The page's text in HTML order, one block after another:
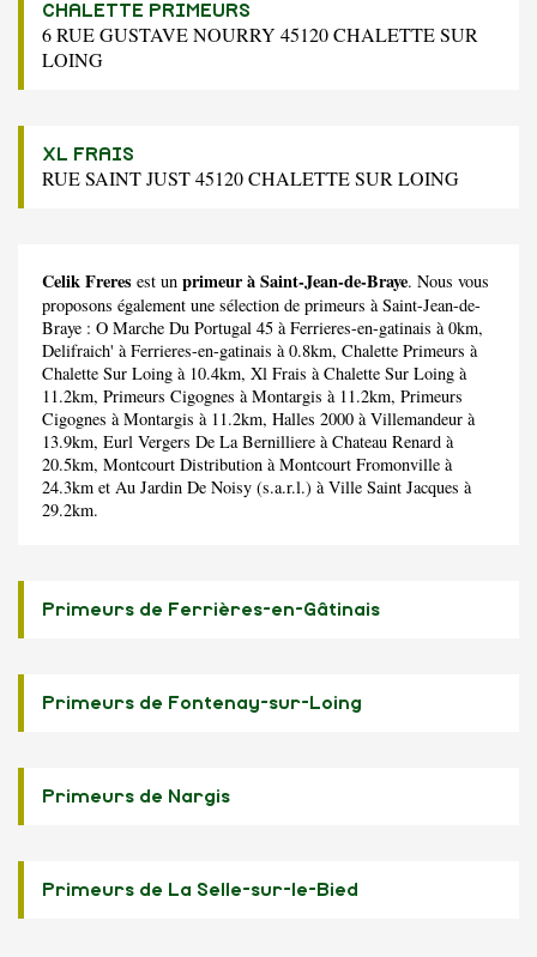
CHALETTE PRIMEURS
6 RUE GUSTAVE NOURRY 45120 CHALETTE SUR
LOING
XL FRAIS
RUE SAINT JUST 45120 CHALETTE SUR LOING
Celik Freres est un primeur à Saint-Jean-de-Braye. Nous vous
proposons également une sélection de primeurs à Saint-Jean-de-
Braye : O Marche Du Portugal 45 à Ferrieres-en-gatinais à 0km,
Delifraich' à Ferrieres-en-gatinais à 0.8km, Chalette Primeurs à
Chalette Sur Loing à 10.4km, Xl Frais à Chalette Sur Loing à
11.2km, Primeurs Cigognes à Montargis à 11.2km, Primeurs
Cigognes à Montargis à 11.2km, Halles 2000 à Villemandeur à
13.9km, Eurl Vergers De La Bernilliere à Chateau Renard à
20.5km, Montcourt Distribution à Montcourt Fromonville à
24.3km et Au Jardin De Noisy (s.a.r.l.) à Ville Saint Jacques à
29.2km.
Primeurs de Ferrières-en-Gâtinais
Primeurs de Fontenay-sur-Loing
Primeurs de Nargis
Primeurs de La Selle-sur-le-Bied